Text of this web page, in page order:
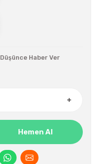
Haber Ver
Hemen Al